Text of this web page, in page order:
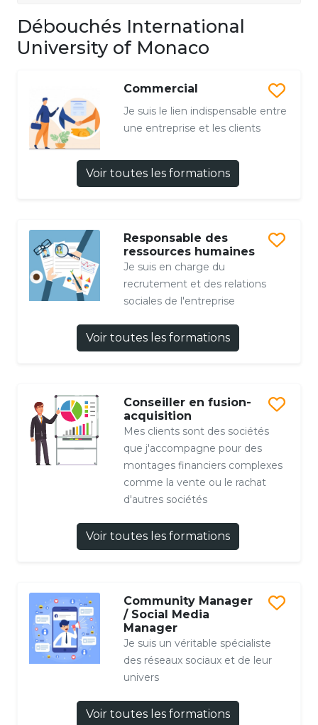
Débouchés International
University of Monaco
Commercial
Je suis le lien indispensable entre
une entreprise et les clients
Voir toutes les formations
Responsable des
ressources humaines
Je suis en charge du
recrutement et des relations
sociales de l'entreprise
Voir toutes les formations
Conseiller en fusion-
acquisition
Mes clients sont des sociétés
que j'accompagne pour des
montages financiers complexes
comme la vente ou le rachat
d'autres sociétés
Voir toutes les formations
Community Manager
/ Social Media
Manager
Je suis un véritable spécialiste
des réseaux sociaux et de leur
univers
Voir toutes les formations